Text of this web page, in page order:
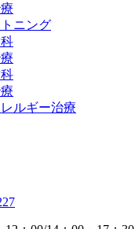
ニング
ルギー治療